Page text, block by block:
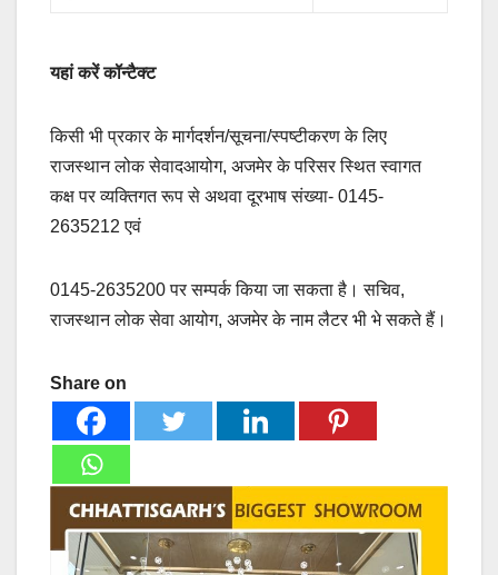
यहां करें कॉन्टैक्ट
किसी भी प्रकार के मार्गदर्शन/सूचना/स्पष्टीकरण के लिए
राजस्थान लोक सेवादआयोग, अजमेर के परिसर स्थित स्वागत
कक्ष पर व्यक्तिगत रूप से अथवा दूरभाष संख्या- 0145-
2635212 एवं
0145-2635200 पर सम्पर्क किया जा सकता है। सचिव,
राजस्थान लोक सेवा आयोग, अजमेर के नाम लैटर भी भे सकते हैं।
Share on